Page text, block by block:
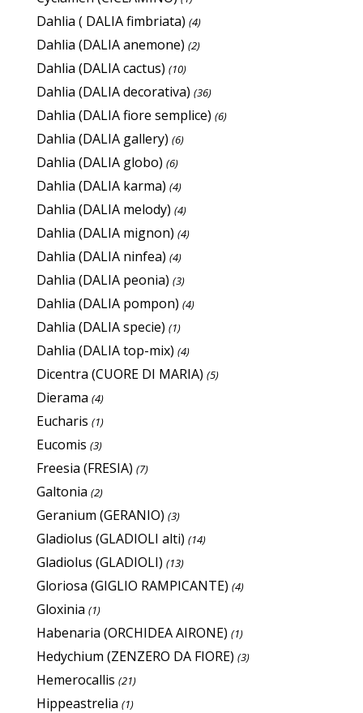
Dahlia ( DALIA fimbriata) (4)
Dahlia (DALIA anemone) (2)
Dahlia (DALIA cactus) (10)
Dahlia (DALIA decorativa) (36)
Dahlia (DALIA fiore semplice) (6)
Dahlia (DALIA gallery) (6)
Dahlia (DALIA globo) (6)
Dahlia (DALIA karma) (4)
Dahlia (DALIA melody) (4)
Dahlia (DALIA mignon) (4)
Dahlia (DALIA ninfea) (4)
Dahlia (DALIA peonia) (3)
Dahlia (DALIA pompon) (4)
Dahlia (DALIA specie) (1)
Dahlia (DALIA top-mix) (4)
Dicentra (CUORE DI MARIA) (5)
Dierama (4)
Eucharis (1)
Eucomis (3)
Freesia (FRESIA) (7)
Galtonia (2)
Geranium (GERANIO) (3)
Gladiolus (GLADIOLI alti) (14)
Gladiolus (GLADIOLI) (13)
Gloriosa (GIGLIO RAMPICANTE) (4)
Gloxinia (1)
Habenaria (ORCHIDEA AIRONE) (1)
Hedychium (ZENZERO DA FIORE) (3)
Hemerocallis (21)
Hippeastrelia (1)